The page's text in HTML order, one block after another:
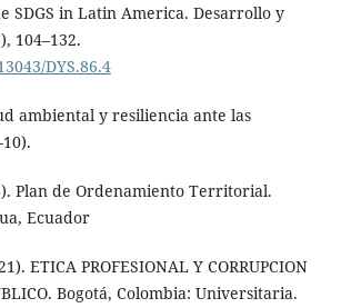
SDGS in Latin America. Desarrollo y
104–132.
DYS.86.4
ambiental y resiliencia ante las
Plan de Ordenamiento Territorial.
Ecuador
ETICA PROFESIONAL Y CORRUPCION
Bogotá, Colombia: Universitaria.